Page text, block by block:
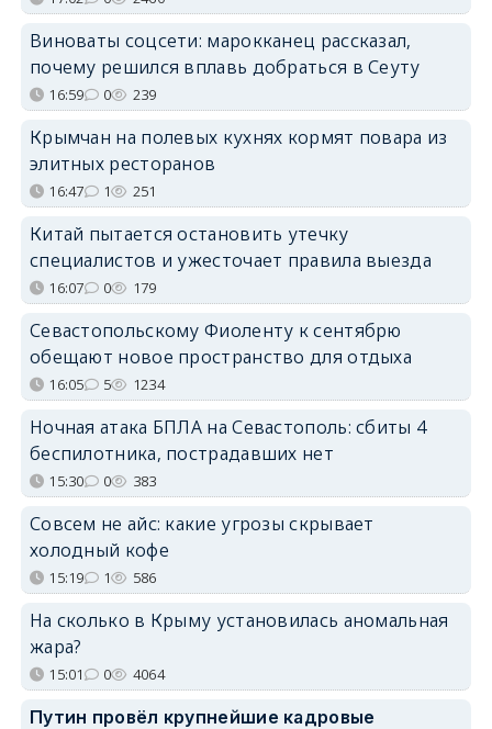
Виноваты соцсети: марокканец рассказал,
почему решился вплавь добраться в Сеуту
16:59 0 239
Крымчан на полевых кухнях кормят повара из
элитных ресторанов
16:47 1 251
Китай пытается остановить утечку
специалистов и ужесточает правила выезда
16:07 0 179
Севастопольскому Фиоленту к сентябрю
обещают новое пространство для отдыха
16:05 5 1234
Ночная атака БПЛА на Севастополь: сбиты 4
беспилотника, пострадавших нет
15:30 0 383
Совсем не айс: какие угрозы скрывает
холодный кофе
15:19 1 586
На сколько в Крыму установилась аномальная
жара?
15:01 0 4064
Путин провёл крупнейшие кадровые